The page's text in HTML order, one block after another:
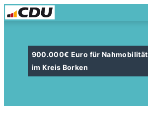
900.000€ Euro für Nahmobilität
im Kreis Borken